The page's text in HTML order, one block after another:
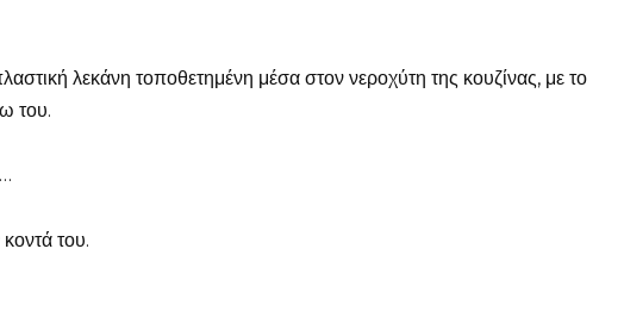
λεκάνη τοποθετημένη μέσα στον νεροχύτη της κουζίνας, με το
του.
του.